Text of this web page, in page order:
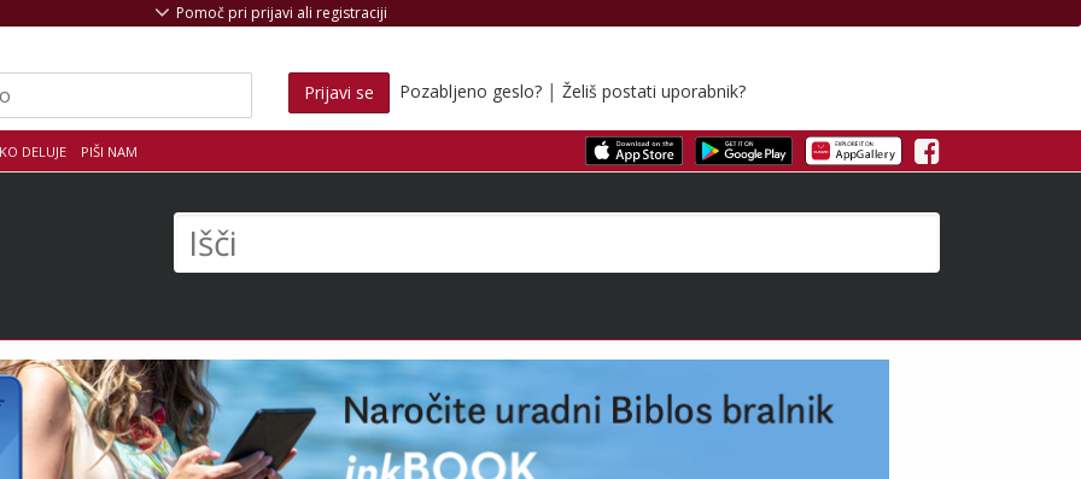
DELUJE PIŠI NAM Facebook
Pomoč pri prijavi ali registraciji
Prijavi se Pozabljeno geslo? | Želiš postati uporabnik?